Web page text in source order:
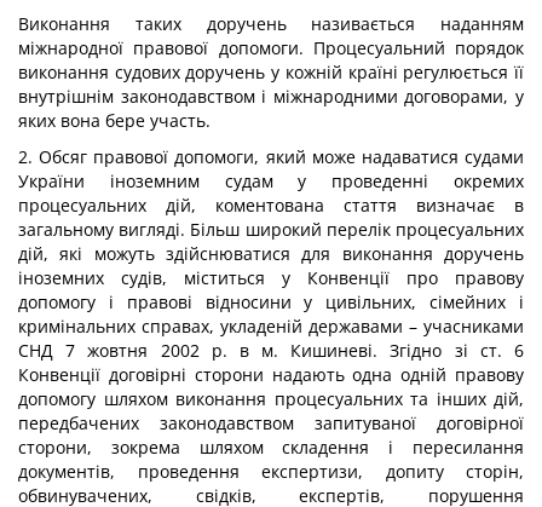
Виконання таких доручень називається наданням
міжнародної правової допомоги. Процесуальний порядок
виконання судових доручень у кожній країні регулюється її
внутрішнім законодавством і міжнародними договорами, у
яких вона бере участь.
2. Обсяг правової допомоги, який може надаватися судами
України іноземним судам у проведенні окремих
процесуальних дій, коментована стаття визначає в
загальному вигляді. Більш широкий перелік процесуальних
дій, які можуть здійснюватися для виконання доручень
іноземних судів, міститься у Конвенції про правову
допомогу і правові відносини у цивільних, сімейних і
кримінальних справах, укладеній державами – учасниками
СНД 7 жовтня 2002 р. в м. Кишиневі. Згідно зі ст. 6
Конвенції договірні сторони надають одна одній правову
допомогу шляхом виконання процесуальних та інших дій,
передбачених законодавством запитуваної договірної
сторони, зокрема шляхом складення і пересилання
документів, проведення експертизи, допиту сторін,
обвинувачених, свідків, експертів, порушення